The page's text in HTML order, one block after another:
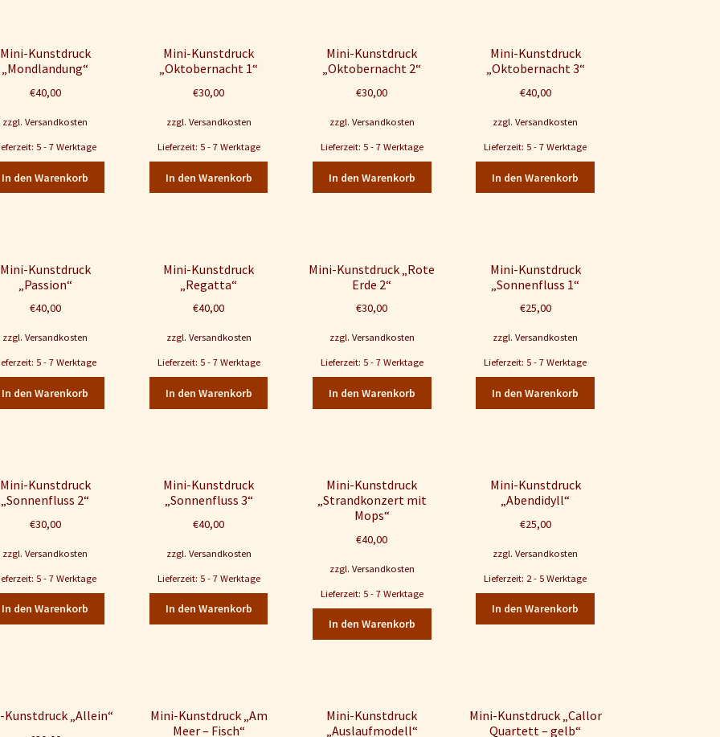
Mini-Kunstdruck
„Mondlandung“
€40,00
zzgl.Versandkosten
5 - 7 Werktage
In den Warenkorb
Mini-Kunstdruck
„Oktobernacht 1“
€30,00
zzgl. Versandkosten
Lieferzeit: 5 - 7 Werktage
In den Warenkorb
Mini-Kunstdruck
„Oktobernacht 2“
€30,00
zzgl. Versandkosten
Lieferzeit: 5 - 7 Werktage
In den Warenkorb
Mini-Kunstdruck
„Oktobernacht 3“
€40,00
zzgl.Versandkosten
Lieferzeit: 5 - 7 Werktage
In den Warenkorb
Mini-Kunstdruck
„Passion“
€40,00
zzgl.Versandkosten
5 - 7 Werktage
In den Warenkorb
Mini-Kunstdruck
„Regatta“
€40,00
zzgl. Versandkosten
Lieferzeit: 5 - 7 Werktage
In den Warenkorb
Mini-Kunstdruck „Rote
Erde 2“
€30,00
zzgl. Versandkosten
Lieferzeit: 5 - 7 Werktage
In den Warenkorb
Mini-Kunstdruck
„Sonnenfluss 1“
€25,00
zzgl.Versandkosten
Lieferzeit: 5 - 7 Werktage
In den Warenkorb
Mini-Kunstdruck
„Sonnenfluss 2“
€30,00
zzgl.Versandkosten
5 - 7 Werktage
In den Warenkorb
Mini-Kunstdruck
„Sonnenfluss 3“
€40,00
zzgl. Versandkosten
Lieferzeit: 5 - 7 Werktage
In den Warenkorb
Mini-Kunstdruck
„Strandkonzert mit
Mops“
€40,00
zzgl. Versandkosten
Lieferzeit: 5 - 7 Werktage
In den Warenkorb
Mini-Kunstdruck
„Abendidyll“
€25,00
zzgl.Versandkosten
Lieferzeit: 2 - 5 Werktage
In den Warenkorb
Kunstdruck „Allein“
Mini-Kunstdruck „Am
Meer – Fisch“
Mini-Kunstdruck
„Auslaufmodell“
Mini-Kunstdruck „Callor
Quartett – gelb“